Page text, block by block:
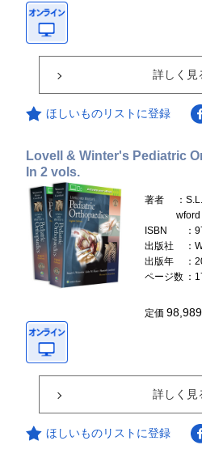
詳しく見
ほしいものリストに登録
Lovell & Winter's Pediatric
In 2 vols.
著者
：
ISBN
：
出版社
：
出版年
：
ページ数 ：
定価
詳しく見
ほしいものリストに登録